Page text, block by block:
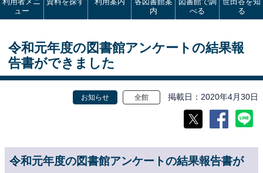
ュー
内
べる
る
令和元年度の図書館アンケートの結果報
告書ができました
お知らせ 全館 掲載日 2020年4月30日
令和元年度の図書館アンケートの結果報告書が